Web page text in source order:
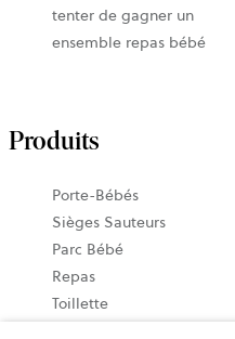
tenter de gagner un
ensemble repas bébé
Produits
Porte-Bébés
Sièges Sauteurs
Parc Bébé
Repas
Toillette